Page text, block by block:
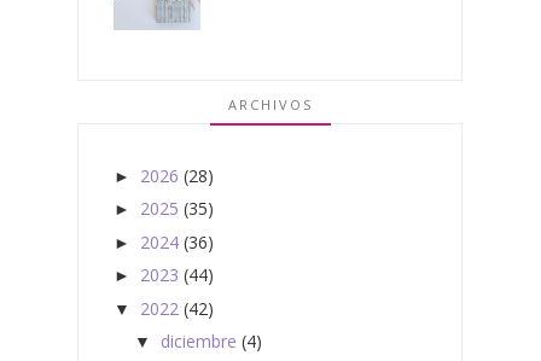
ARCHIVOS
► 2026 (28)
► 2025 (35)
► 2024 (36)
► 2023 (44)
▼ 2022 (42)
▼ diciembre (4)